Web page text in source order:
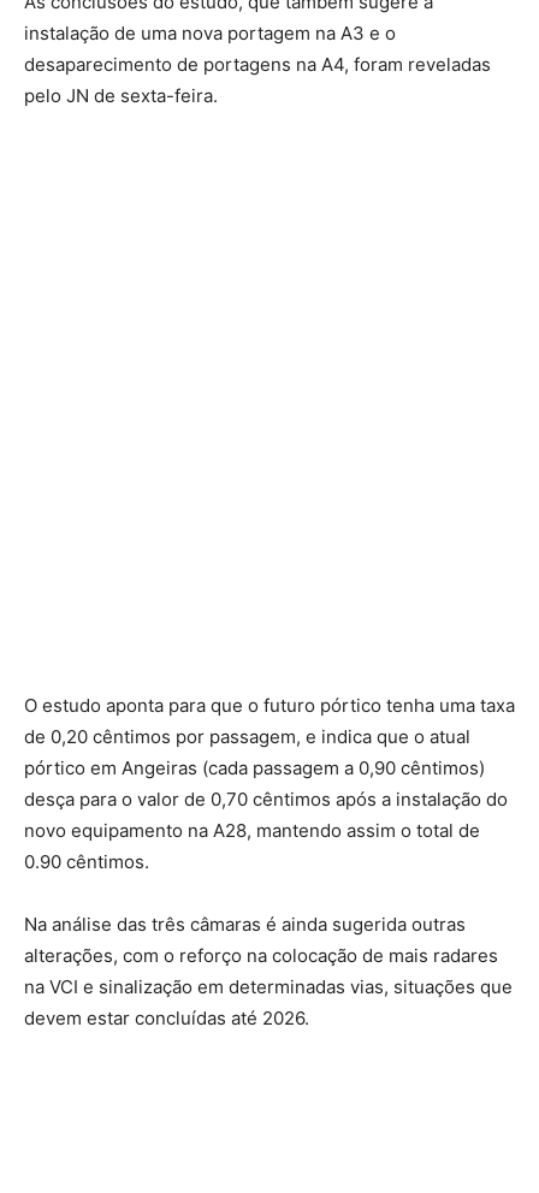
instalação de uma nova portagem na A3 e o
desaparecimento de portagens na A4, foram reveladas
pelo JN de sexta-feira.
O estudo aponta para que o futuro pórtico tenha uma taxa
de 0,20 cêntimos por passagem, e indica que o atual
pórtico em Angeiras (cada passagem a 0,90 cêntimos)
desça para o valor de 0,70 cêntimos após a instalação do
novo equipamento na A28, mantendo assim o total de
0.90 cêntimos.
Na análise das três câmaras é ainda sugerida outras
alterações, com o reforço na colocação de mais radares
na VCI e sinalização em determinadas vias, situações que
devem estar concluídas até 2026.